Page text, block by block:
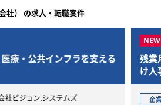
社） の求人・転職案件
療・公共インフラを支える
社ビジョン.システムズ
残業
け人
阪）
企